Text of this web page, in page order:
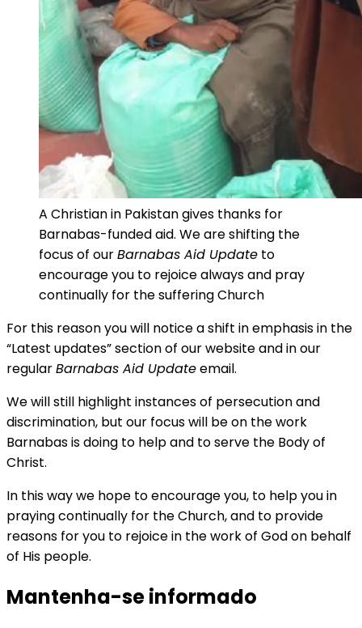
A Christian in Pakistan gives thanks for
Barnabas-funded aid. We are shifting the
focus of ourBarnabas Aid Update to
encourage you to rejoice always and pray
continually for the suffering Church
For this reason you will notice a shift in emphasis in the
“Latest updates” section of our website and in our
regularBarnabas Aid Updateemail.
We will still highlight instances of persecution and
discrimination, but our focus will be on the work
Barnabas is doing to help and to serve the Body of
Christ.
In this way we hope to encourage you, to help you in
praying continually for the Church, and to provide
reasons for you to rejoice in the work of God on behalf
of His people.
Mantenha-se informado